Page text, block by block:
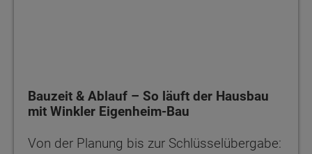
Bauzeit & Ablauf – So läuft der Hausbau
mit Winkler Eigenheim-Bau
Von der Planung bis zur Schlüsselübergabe: